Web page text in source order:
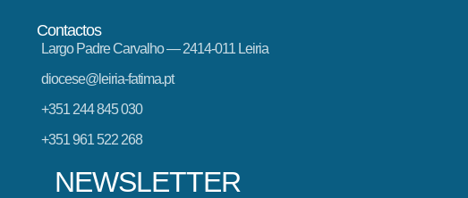
Contactos
Largo Padre Carvalho — 2414-011 Leiria
diocese@leiria-fatima.pt
+351 244 845 030
+351 961 522 268
NEWSLETTER